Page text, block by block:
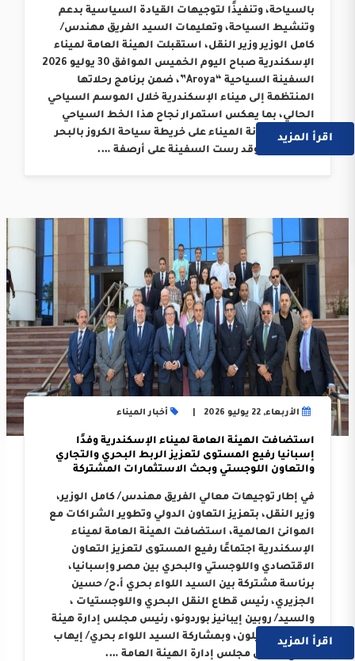
بالسياحة، وتنفيذًا لتوجيهات القيادة السياسية بدعم
وتنشيط السياحة، وتعليمات السيد الفريق مهندس/
كامل الوزير وزير النقل، استقبلت الهيئة العامة لميناء
الإسكندرية صباح اليوم الخميس الموافق 30 يوليو 2026
السفينة السياحية “Aroya”، ضمن برنامج رحلاتها
المنتظمة إلى ميناء الإسكندرية خلال الموسم السياحي
الحالي، بما يعكس استمرار نجاح هذا الخط السياحي
وترسيخ مكانة الميناء على خريطة سياحة الكروز بالبحر
المتوسط. وقد رست السفينة على أرصفة ….
اقرأ المزيد
الأربعاء, 22 يوليو 2026 أخبار الميناء
استضافت الهيئة العامة لميناء الإسكندرية وفدًا
إسبانيا رفيع المستوى لتعزيز الربط البحري والتجاري
والتعاون اللوجستي وبحث الاستثمارات المشتركة
في إطار توجيهات معالي الفريق مهندس/ كامل الوزير،
وزير النقل، بتعزيز التعاون الدولي وتطوير الشراكات مع
الموانئ العالمية، استضافت الهيئة العامة لميناء
الإسكندرية اجتماعًا رفيع المستوى لتعزيز التعاون
الاقتصادي واللوجستي والبحري بين مصر وإسبانيا،
برئاسة مشتركة بين السيد اللواء بحري أ.ح/ حسين
الجزيري، رئيس قطاع النقل البحري واللوجستيات ،
والسيد/ روبين إيبانيز بوردونو، رئيس مجلس إدارة هيئة
ميناء كاستيلون، وبمشاركة السيد اللواء بحري/ إيهاب
صلاح، رئيس مجلس إدارة الهيئة العامة ….
اقرأ المزيد